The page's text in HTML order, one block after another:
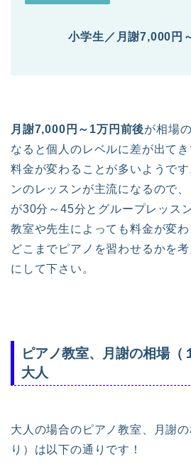
小学生／ 月謝7,000円
月謝7,000円～1万円前後が相場
なると個人のレベルに差が出て
料金が変わることが多いようで
ンのレッスンが主流になるので
が30分～45分とグループレッス
教室や先生によっても料金が変
どこまでピアノを習わせるかを
にして下さい。
ピアノ教室、月謝の相場
大人
大人の場合のピアノ教室、月謝
り）は以下の通りです！